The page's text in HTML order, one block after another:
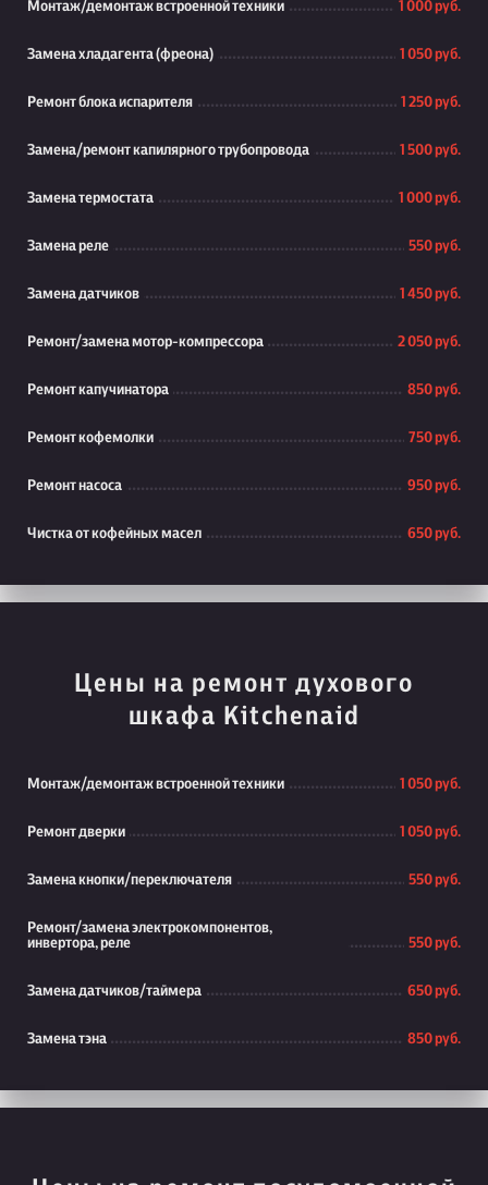
Монтаж/демонтаж встроенной техники 1 000 руб.
Замена хладагента (фреона) 1 050 руб.
Ремонт блока испарителя 1 250 руб.
Замена/ремонт капилярного трубопровода 1 500 руб.
Замена термостата 1 000 руб.
Замена реле 550 руб.
Замена датчиков 1 450 руб.
Ремонт/замена мотор-компрессора 2 050 руб.
Ремонт капучинатора 850 руб.
Ремонт кофемолки 750 руб.
Ремонт насоса 950 руб.
Чистка от кофейных масел 650 руб.
Цены на ремонт духового
шкафа Kitchenaid
Монтаж/демонтаж встроенной техники 1 050 руб.
Ремонт дверки 1 050 руб.
Замена кнопки/переключателя 550 руб.
Ремонт/замена электрокомпонентов,
инвертора, реле
550 руб.
Замена датчиков/таймера 650 руб.
Замена тэна 850 руб.